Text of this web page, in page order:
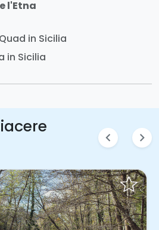
l'Etna
Quad in Sicilia
in Sicilia
chevron_left chevron_right